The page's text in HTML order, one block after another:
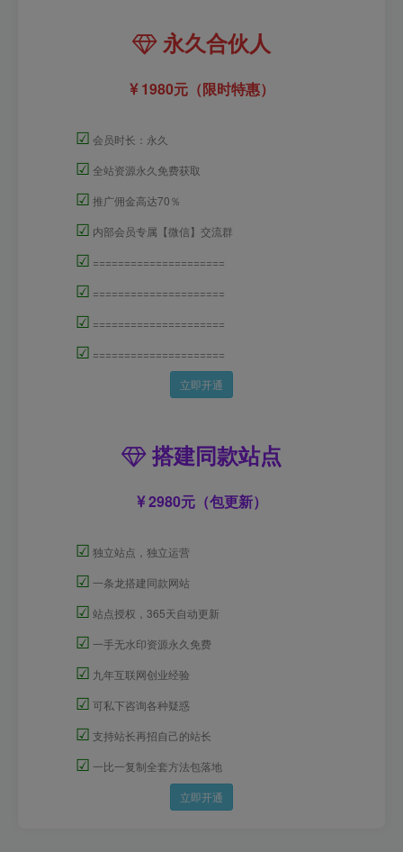
永久合伙人
1980元（限时特惠）
☑ 会员时长：永久
☑ 全站资源永久免费获取
☑ 推广佣金高达70％
☑ 内部会员专属【微信】交流群
☑ =====================
☑ =====================
☑ =====================
☑ =====================
立即开通
搭建同款站点
2980元（包更新）
☑ 独立站点，独立运营
☑ 一条龙搭建同款网站
☑ 站点授权，365天自动更新
☑ 一手无水印资源永久免费
☑ 九年互联网创业经验
☑ 可私下咨询各种疑惑
☑ 支持站长再招自己的站长
☑ 一比一复制全套方法包落地
立即开通